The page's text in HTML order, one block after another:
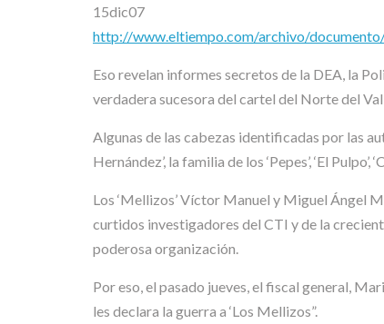
15dic07
http://www.eltiempo.com/archivo/
Eso revelan informes secretos de la DEA, la
verdadera sucesora del cartel del Norte del
Algunas de las cabezas identificadas por las
Hernández’, la familia de los ‘Pepes’, ‘El Pulpo’,
Los ‘Mellizos’ Víctor Manuel y Miguel Ángel
curtidos investigadores del CTI y de la
poderosa organización.
Por eso, el pasado jueves, el fiscal general,
les declara la guerra a ‘Los Mellizos”.